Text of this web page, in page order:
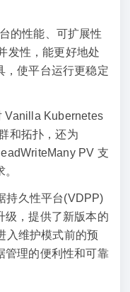
的性能、可扩展性
发性，能更好地处
，使平台运行更稳定
Vanilla Kubernetes
和拓扑，还为
PV 支
持久性平台(VDPP)
级，提供了新版本的
入维护模式前的预
管理的便利性和可靠